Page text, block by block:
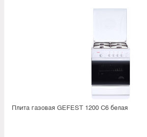
Плита газовая GEFEST 1200 С6 белая